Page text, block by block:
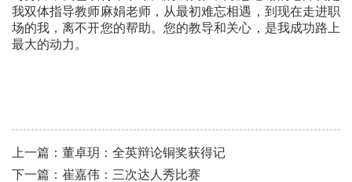
我双体指导教师麻娟老师，从最初难忘相遇，到现在走进职
场的我，离不开您的帮助。您的教导和关心，是我成功路上
最大的动力。
上一篇：董卓玥：全英辩论铜奖获得记
下一篇：崔嘉伟：三次达人秀比赛